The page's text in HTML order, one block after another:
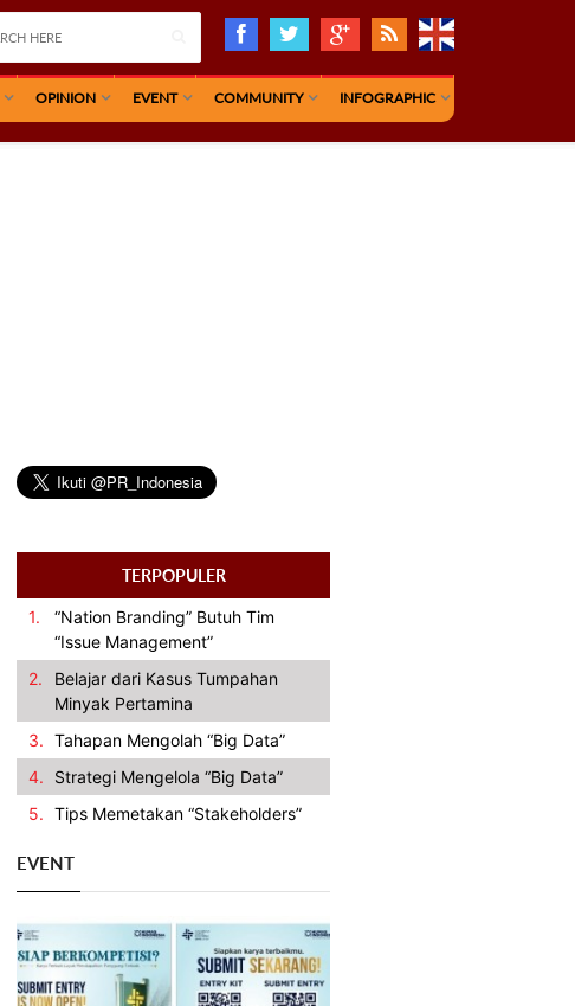
OPINION EVENT COMMUNITY INFOGRAPHIC
TERPOPULER
1.
“Nation Branding” Butuh Tim
“Issue Management”
2.
Belajar dari Kasus Tumpahan
Minyak Pertamina
3. Tahapan Mengolah “Big Data”
4.
Strategi Mengelola “Big Data”
5. Tips Memetakan “Stakeholders”
EVENT
Previous Next